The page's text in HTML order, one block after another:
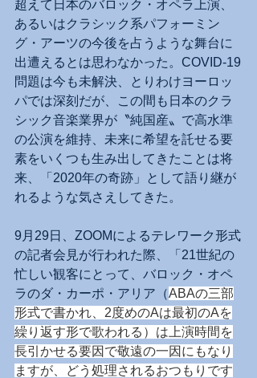
超えて日本のバロック・オペラ上演、
あるいはクラシック系パフォーミン
グ・アーツの今後を占うような舞台に
出遭えるとは思わなかった。COVID-19
問題は今も未解決、とりわけヨーロッ
パでは深刻だが、この間も日本のクラ
シック音楽業界が〝純国産〟で高水準
の公演を維持、未来に希望を託せる要
素をいくつも生み出してきたことは将
来、「2020年の奇跡」として語り継が
れるような気さえしてきた。
9月29日、ZOOMによるテレワーク形式
の記者会見が行われた際、「21世紀の
忙しい観客にとって、バロック・オペ
ラのダ・カーポ・アリア（ABAの三部
形式で書かれ、2度めのAは最初のAを
繰り返す形で歌われる）は上演時間を
長引かせる要因で敬遠の一因にもなり
ますが、どう処理されるおつもりです